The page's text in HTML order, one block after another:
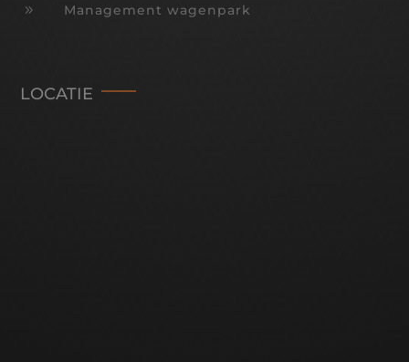
9 Management wagenpark
LOCATIE